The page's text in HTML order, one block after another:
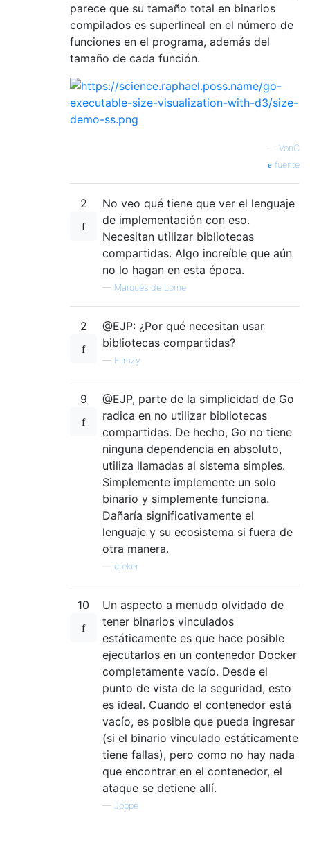
parece que su tamaño total en binarios
compilados es superlineal en el número de
funciones en el programa, además del
tamaño de cada función.
— VonC
fuente
2
No veo qué tiene que ver el lenguaje
de implementación con eso.
Necesitan utilizar bibliotecas
compartidas. Algo increíble que aún
no lo hagan en esta época.
— Marqués de Lorne
2
@EJP: ¿Por qué necesitan usar
bibliotecas compartidas?
— Flimzy
9
@EJP, parte de la simplicidad de Go
radica en no utilizar bibliotecas
compartidas. De hecho, Go no tiene
ninguna dependencia en absoluto,
utiliza llamadas al sistema simples.
Simplemente implemente un solo
binario y simplemente funciona.
Dañaría significativamente el
lenguaje y su ecosistema si fuera de
otra manera.
creker
10
Un aspecto a menudo olvidado de
tener binarios vinculados
estáticamente es que hace posible
ejecutarlos en un contenedor Docker
completamente vacío. Desde el
punto de vista de la seguridad, esto
es ideal. Cuando el contenedor está
vacío, es posible que pueda ingresar
(si el binario vinculado estáticamente
tiene fallas), pero como no hay nada
que encontrar en el contenedor, el
ataque se detiene allí.
— Joppe